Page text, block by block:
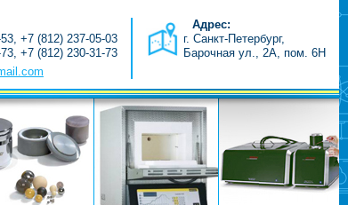
+7 (812) 237-05-03
+7 (812) 230-31-73
Адрес:
г. Санкт-Петербург,
Барочная ул., 2А, пом. 6H